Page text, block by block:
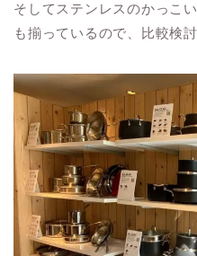
そしてステンレスのかっこ
も揃っているので、比較検